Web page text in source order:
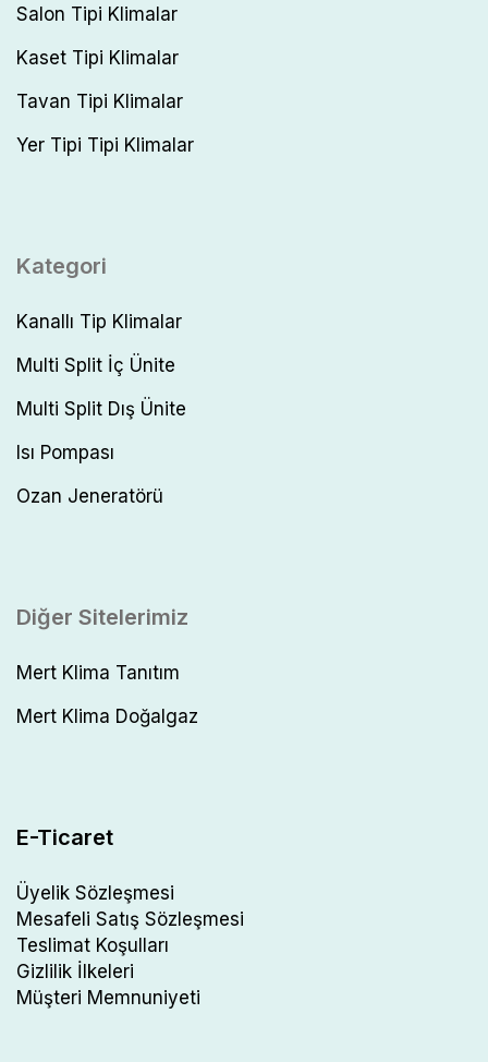
Salon Tipi Klimalar
Kaset Tipi Klimalar
Tavan Tipi Klimalar
Yer Tipi Tipi Klimalar
Kategori
Kanallı Tip Klimalar
Multi Split İç Ünite
Multi Split Dış Ünite
Isı Pompası
Ozan Jeneratörü
Diğer Sitelerimiz
Mert Klima Tanıtım
Mert Klima Doğalgaz
E-Ticaret
Üyelik Sözleşmesi
Mesafeli Satış Sözleşmesi
Teslimat Koşulları
Gizlilik İlkeleri
Müşteri Memnuniyeti